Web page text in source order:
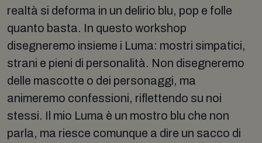
realtà si deforma in un delirio blu, pop e folle
quanto basta. In questo workshop
disegneremo insieme i Luma: mostri simpatici,
strani e pieni di personalità. Non disegneremo
delle mascotte o dei personaggi, ma
animeremo confessioni, riflettendo su noi
stessi. Il mio Luma è un mostro blu che non
parla, ma riesce comunque a dire un sacco di